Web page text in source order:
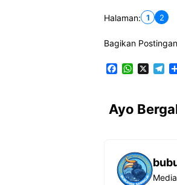
Halaman: 1 2
Bagikan
F
b
W
s
X
T
g
Ayo